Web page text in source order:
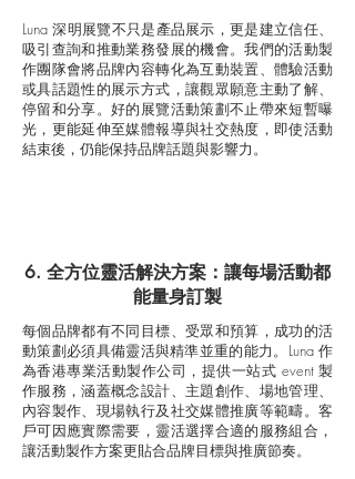
Luna 深明展覽不只是產品展示，更是建立信任、
吸引查詢和推動業務發展的機會。我們的活動製
作團隊會將品牌內容轉化為互動裝置、體驗活動
或具話題性的展示方式，讓觀眾願意主動了解、
停留和分享。好的展覽活動策劃不止帶來短暫曝
光，更能延伸至媒體報導與社交熱度，即使活動
結束後，仍能保持品牌話題與影響力。
6. 全方位靈活解決方案：讓每場活動都
能量身訂製
每個品牌都有不同目標、受眾和預算，成功的活
動策劃必須具備靈活與精準並重的能力。Luna 作
為香港專業活動製作公司，提供一站式 event 製
作服務，涵蓋概念設計、主題創作、場地管理、
內容製作、現場執行及社交媒體推廣等範疇。客
戶可因應實際需要，靈活選擇合適的服務組合，
讓活動製作方案更貼合品牌目標與推廣節奏。